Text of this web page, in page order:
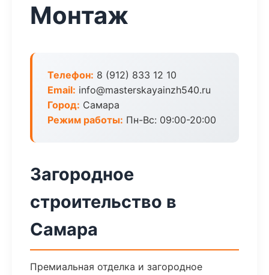
Монтаж
Телефон: 8 (912) 833 12 10
Email: info@masterskayainzh540.ru
Город: Самара
Режим работы: Пн-Вс: 09:00-20:00
Загородное
строительство в
Самара
Премиальная отделка и загородное